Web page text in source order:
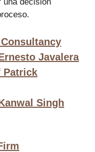
Javalera
Patrick
Singh